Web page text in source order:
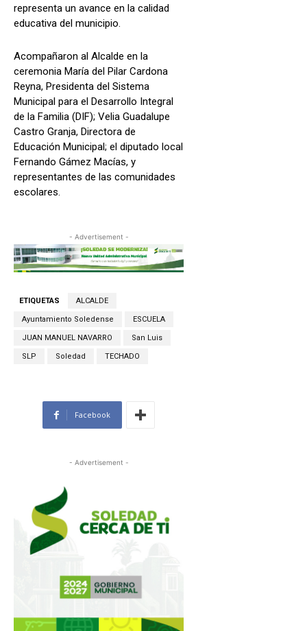
representa un avance en la calidad
educativa del municipio.
Acompañaron al Alcalde en la
ceremonia María del Pilar Cardona
Reyna, Presidenta del Sistema
Municipal para el Desarrollo Integral
de la Familia (DIF); Velia Guadalupe
Castro Granja, Directora de
Educación Municipal; el diputado local
Fernando Gámez Macías, y
representantes de las comunidades
escolares.
- Advertisement -
ETIQUETAS ALCALDE
Ayuntamiento Soledense ESCUELA
JUAN MANUEL NAVARRO San Luis
SLP Soledad TECHADO
Facebook
- Advertisement -